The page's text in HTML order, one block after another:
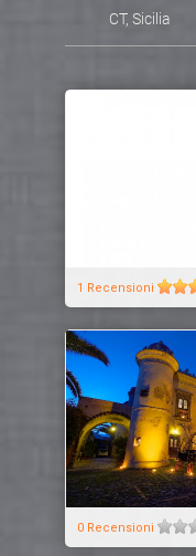
CT, Sicilia
1 Recensioni
0 Recensioni